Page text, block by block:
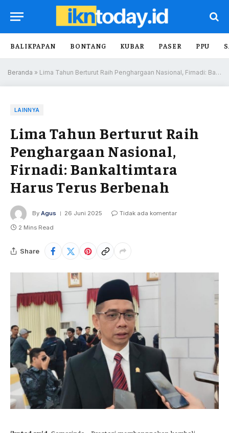
BALIKPAPAN BONTANG KUBAR PASER PPU
Beranda » Lima Tahun Berturut Raih Penghargaan Nasional, Firnadi: Bankaltimtara Harus Terus Berbenah
LAINNYA
Lima Tahun Berturut Raih
Penghargaan Nasional,
Firnadi: Bankaltimtara
Harus Terus Berbenah
By Agus 26 Juni 2025
Tidak ada komentar
2 Mins Read
Share